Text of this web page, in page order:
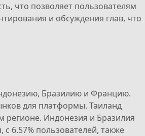
что позволяет пользователям
и обсуждения глав, что
Бразилию и Францию.
для платформы. Таиланд
регионе. Индонезия и Бразилия
6.57% пользователей, также